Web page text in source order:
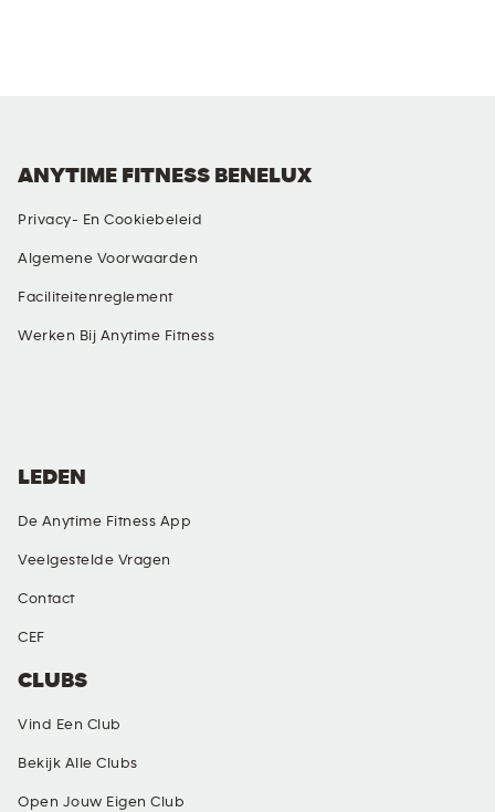
ANYTIME FITNESS BENELUX
Privacy- En Cookiebeleid
Algemene Voorwaarden
Faciliteitenreglement
Werken Bij Anytime Fitness
CLUBS
Vind Een Club
Bekijk Alle Clubs
Open Jouw Eigen Club
LEDEN
De Anytime Fitness App
Veelgestelde Vragen
Contact
CEF